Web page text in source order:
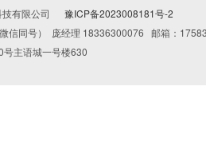
技有限公司
豫ICP备2023008181号-2
信同号） 庞经理 18336300076 邮箱：
号主语城一号楼630